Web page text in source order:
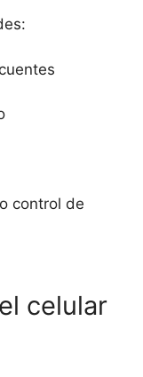
control de
celular